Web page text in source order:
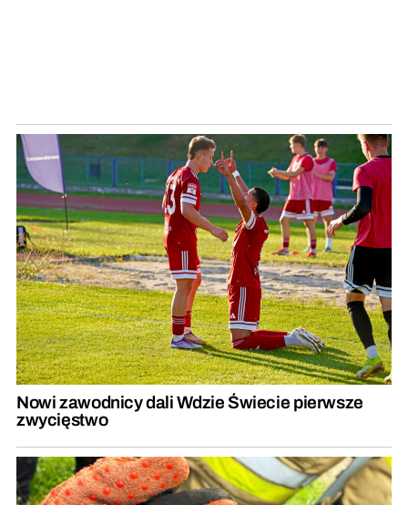
Nowi zawodnicy dali Wdzie Świecie pierwsze
zwycięstwo